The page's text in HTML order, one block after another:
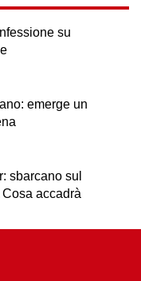
su
emerge un
sbarcano sul
accadrà